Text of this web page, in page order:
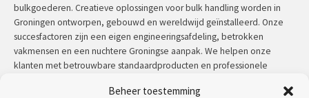
Beheer toestemming
bulkgoederen. Creatieve oplossingen voor bulk handling worden in
Groningen ontworpen, gebouwd en wereldwijd geïnstalleerd. Onze
succesfactoren zijn een eigen engineeringsafdeling, betrokken
vakmensen en een nuchtere Groningse aanpak. We helpen onze
klanten met betrouwbare standaardproducten en professionele